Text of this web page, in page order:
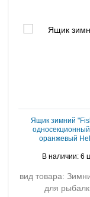
Ящик зимний
оранжевый
В наличии: 6
вид товара:
для